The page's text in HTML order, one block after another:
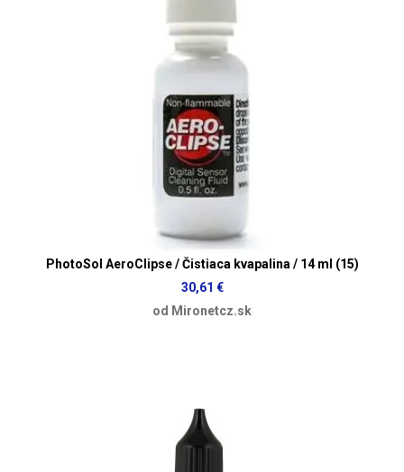
PhotoSol AeroClipse / Čistiaca kvapalina / 14 ml (15)
30,61 €
od Mironetcz.sk